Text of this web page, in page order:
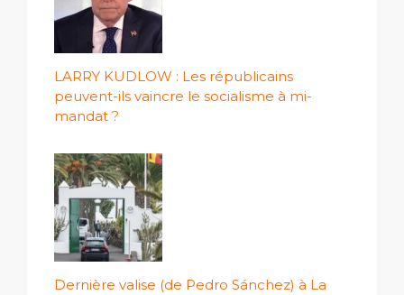
LARRY KUDLOW : Les républicains
peuvent-ils vaincre le socialisme à mi-
mandat ?
Dernière valise (de Pedro Sánchez) à La